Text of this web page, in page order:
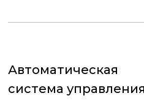
Автоматическая
система управления